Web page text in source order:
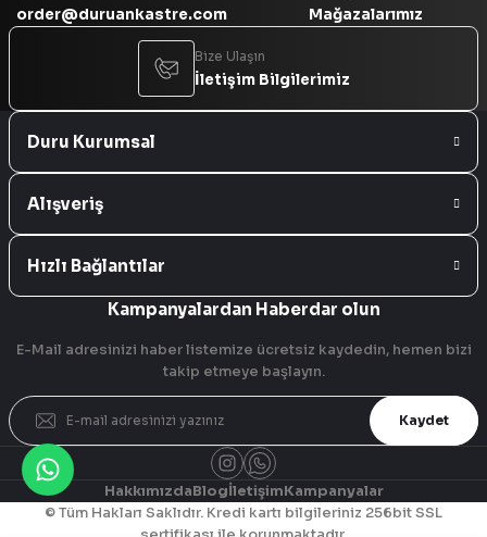
order@duruankastre.com Mağazalarımız
Bize Ulaşın
İletişim Bilgilerimiz
Duru Kurumsal
Alışveriş
Hızlı Bağlantılar
Kampanyalardan Haberdar olun
E-Mail adresinizi haber listemize ücretsiz kaydedin, hemen bizi
takip etmeye başlayın.
Kaydet
HakkımızdaBlogİletişimKampanyalar
© Tüm Hakları Saklıdır. Kredi kartı bilgileriniz 256bit SSL